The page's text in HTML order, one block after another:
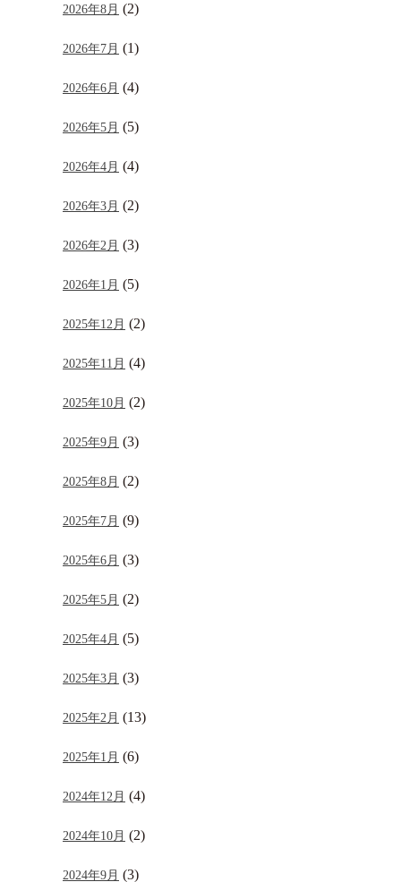
2026年8月 (2)
2026年7月 (1)
2026年6月 (4)
2026年5月 (5)
2026年4月 (4)
2026年3月 (2)
2026年2月 (3)
2026年1月 (5)
2025年12月 (2)
2025年11月 (4)
2025年10月 (2)
2025年9月 (3)
2025年8月 (2)
2025年7月 (9)
2025年6月 (3)
2025年5月 (2)
2025年4月 (5)
2025年3月 (3)
2025年2月 (13)
2025年1月 (6)
2024年12月 (4)
2024年10月 (2)
2024年9月 (3)